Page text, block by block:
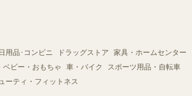
用品･コンビニ ドラッグストア
家具・ホームセンター
ベビー・おもちゃ 車・バイク
スポーツ用品・自転車
ーティ・フィットネス